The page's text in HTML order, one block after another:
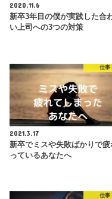
2020.11.6
新卒3年目の僕が実践した合
い上司への3つの対策
仕事
2021.3.17
新卒でミスや失敗ばかりで疲
っているあなたへ
仕事